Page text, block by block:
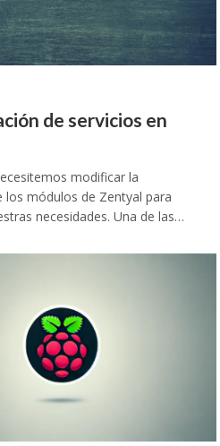
de servicios en
modificar la
los módulos de Zentyal para
necesidades. Una de las…